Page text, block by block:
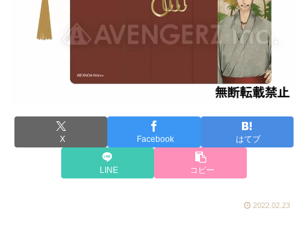
X Facebook はてブ
LINE コピー
2022.02.23